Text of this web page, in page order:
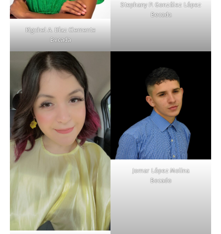
Rigchel A. Díaz Clemente
Becada
Stephany P. González López
Becada
Jomar López Molina
Becado